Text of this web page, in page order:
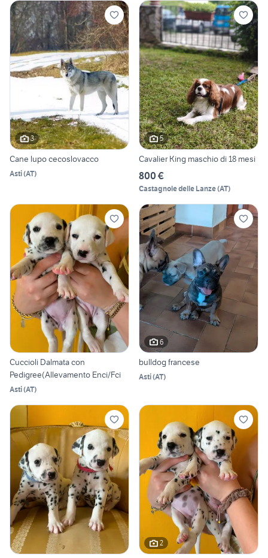
3
Cane lupo cecoslovacco
Asti(AT)
5
Cavalier King maschio di 18 mesi
800 €
Castagnole delle Lanze(AT)
Cuccioli Dalmata con
Pedigree(Allevamento Enci/Fci
Asti(AT)
6
bulldog francese
Asti(AT)
2